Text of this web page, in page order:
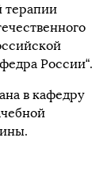
терапии
России“.
в кафедру